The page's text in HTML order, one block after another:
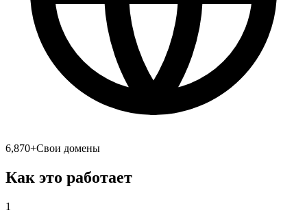
6,870+Свои домены
Как это работает
1